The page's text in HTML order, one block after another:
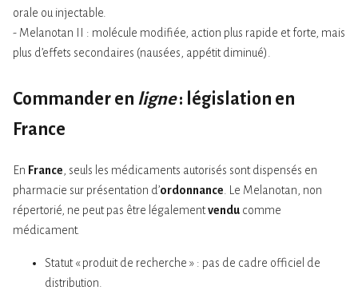
orale ou injectable.
- Melanotan II : molécule modifiée, action plus rapide et forte, mais
plus d’effets secondaires (nausées, appétit diminué).
Commander en ligne: législation en
France
En France , seuls les médicaments autorisés sont dispensés en
pharmacie sur présentation d’ordonnance . Le Melanotan, non
répertorié, ne peut pas être légalementvendu comme
médicament.
Statut « produit de recherche » : pas de cadre officiel de
distribution.